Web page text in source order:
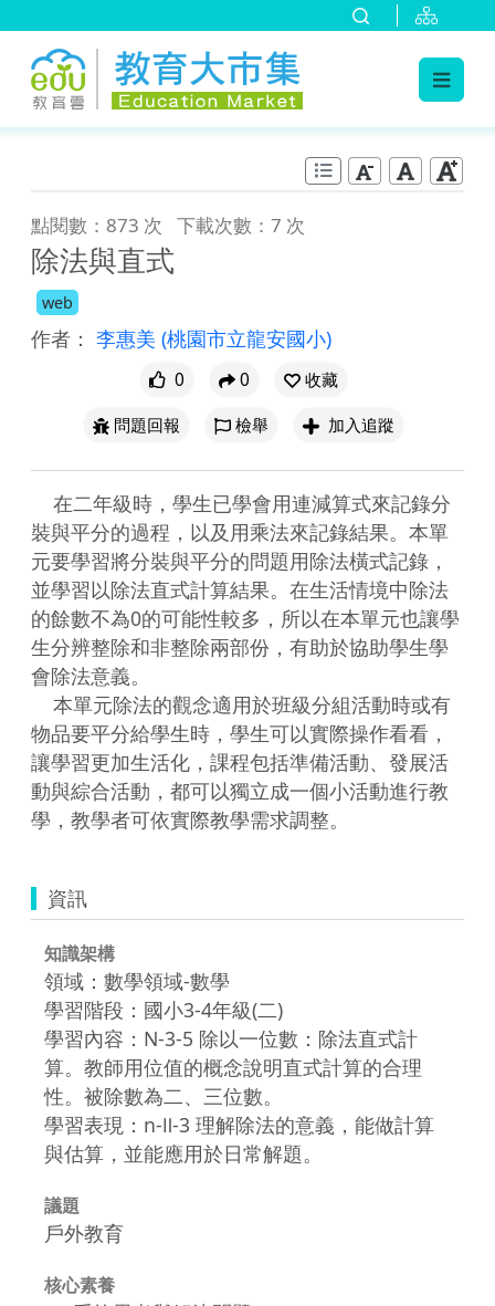
點閱數：873 次 下載次數：7 次
除法與直式
web
作者： 李惠美 (桃園市立龍安國小)
0 0
收藏
問題回報
檢舉 加入追蹤
裝與平分的過程，以及用乘法來記錄結果。本單
元要學習將分裝與平分的問題用除法橫式記錄，
並學習以除法直式計算結果。在生活情境中除法
的餘數不為0的可能性較多，所以在本單元也讓學
生分辨整除和非整除兩部份，有助於協助學生學
會除法意義。
物品要平分給學生時，學生可以實際操作看看，
讓學習更加生活化，課程包括準備活動、發展活
動與綜合活動，都可以獨立成一個小活動進行教
資訊
知識架構
領域：數學領域-數學
學習階段：國小3-4年級(二)
學習內容：N-3-5 除以一位數：除法直式計
算。教師用位值的概念說明直式計算的合理
性。被除數為二、三位數。
學習表現：n-Ⅱ-3 理解除法的意義，能做計算
與估算，並能應用於日常解題。
議題
戶外教育
核心素養